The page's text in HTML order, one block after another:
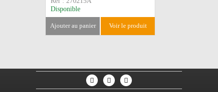
Disponible
ajouter au panier voir le produit